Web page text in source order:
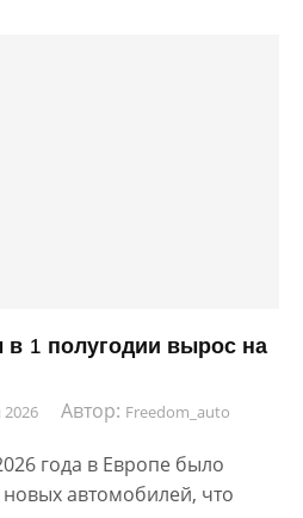
1 полугодии вырос на
Автор: Freedom_auto
года в Европе было
автомобилей, что